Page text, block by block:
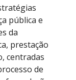
pública e
da
prestação
centradas
de